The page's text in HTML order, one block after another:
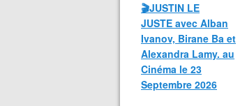
🎬JUSTIN LE
JUSTE avec Alban
Ivanov, Birane Ba et
Alexandra Lamy. au
Cinéma le 23
Septembre 2026